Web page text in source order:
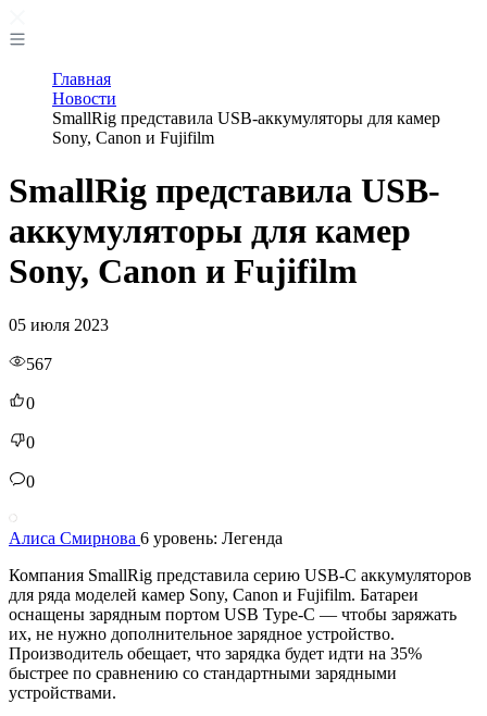
Главная
Новости
SmallRig представила USB-аккумуляторы для камер
Sony, Canon и Fujifilm
SmallRig представила USB-
аккумуляторы для камер
Sony, Canon и Fujifilm
05 июля 2023
567
0
0
0
Алиса Смирнова 6 уровень: Легенда
Компания SmallRig представила серию USB-C аккумуляторов
для ряда моделей камер Sony, Canon и Fujifilm. Батареи
оснащены зарядным портом USB Type-C — чтобы заряжать
их, не нужно дополнительное зарядное устройство.
Производитель обещает, что зарядка будет идти на 35%
быстрее по сравнению со стандартными зарядными
устройствами.